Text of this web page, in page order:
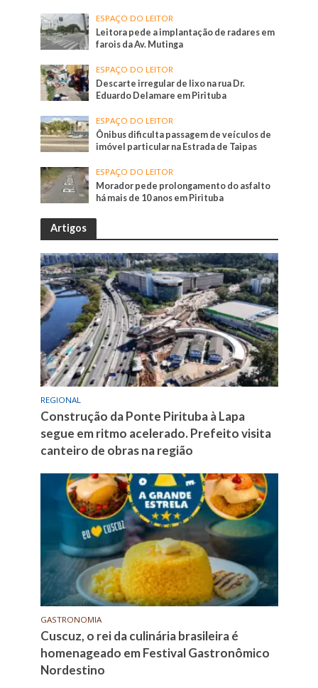
ESPAÇO DO LEITOR
Leitora pede a implantação de radares em
farois da Av. Mutinga
ESPAÇO DO LEITOR
Descarte irregular de lixo na rua Dr.
Eduardo Delamare em Pirituba
ESPAÇO DO LEITOR
Ônibus dificulta passagem de veículos de
imóvel particular na Estrada de Taipas
ESPAÇO DO LEITOR
Morador pede prolongamento do asfalto
há mais de 10 anos em Pirituba
Artigos
REGIONAL
Construção da Ponte Pirituba à Lapa
segue em ritmo acelerado. Prefeito visita
canteiro de obras na região
GASTRONOMIA
Cuscuz, o rei da culinária brasileira é
homenageado em Festival Gastronômico
Nordestino